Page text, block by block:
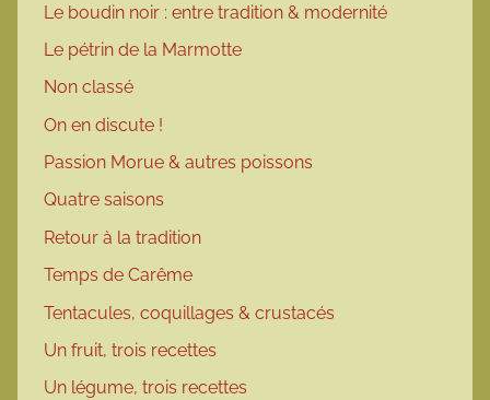
Le boudin noir : entre tradition & modernité
Le pétrin de la Marmotte
Non classé
On en discute !
Passion Morue & autres poissons
Quatre saisons
Retour à la tradition
Temps de Carême
Tentacules, coquillages & crustacés
Un fruit, trois recettes
Un légume, trois recettes